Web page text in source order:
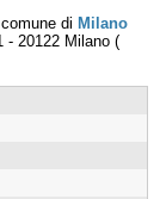
di Milano
- 20122 Milano (